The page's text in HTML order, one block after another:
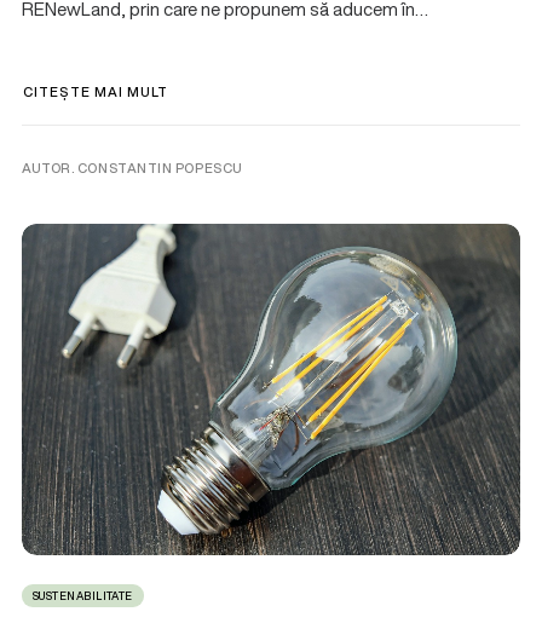
RENewLand, prin care ne propunem să aducem în…
CITEȘTE MAI MULT
AUTOR. CONSTANTIN POPESCU
SUSTENABILITATE